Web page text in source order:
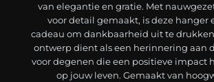
van elegantie en gratie. Met
voor detail gemaakt, is deze hanger
cadeau om dankbaarheid uit te
ontwerp dient als een herinnering aan
voor degenen die een positieve impact
op jouw leven. Gemaakt van